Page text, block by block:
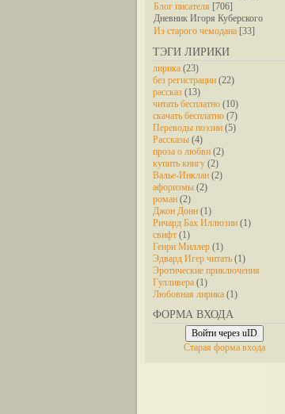
Блог писателя [706]
Дневник Игоря Куберского
Из старого чемодана [33]
ТЭГИ ЛИРИКИ
лирика (23)
без регистрации (22)
рассказ (13)
читать бесплатно (10)
скачать бесплатно (7)
Переводы поэзии (5)
Рассказы (4)
проза о любви (2)
купить книгу (2)
Валье-Инклан (2)
афоризмы (2)
роман (2)
Джон Донн (1)
Ричард Бах Иллюзии (1)
свифт (1)
Генри Миллер (1)
Эдвард Игер читать (1)
Эротические приключения
Гулливера (1)
Любовная лирика (1)
ФОРМА ВХОДА
Войти через uID
Старая форма входа